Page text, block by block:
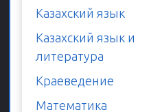
Казахский язык
Казахский язык и
литература
Краеведение
Математика